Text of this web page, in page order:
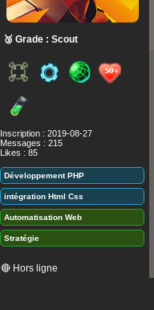
🥉 Grade : Scout
Inscription : 2019-08-27
Messages : 215
Likes : 85
Développement PHP
intégration Html Css
Automatisation Web
Stratégie
🔴 Hors ligne